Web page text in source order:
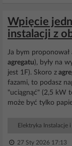
Wpięcie
instalacji z
Ja bym
agregatu), były na
jest 1F). Skoro z
fazami, to podasz
"uciągnąć" (2,5 kW
może być tylko
Elektryka Instalacje i
27 Sty 2026 17:13